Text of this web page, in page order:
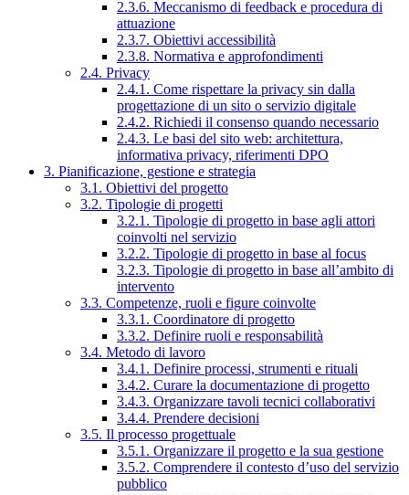
2.3.6. Meccanismo di feedback e procedura di
attuazione
2.3.7. Obiettivi accessibilità
2.3.8. Normativa e approfondimenti
2.4. Privacy
2.4.1. Come rispettare la privacy sin dalla
progettazione di un sito o servizio digitale
2.4.2. Richiedi il consenso quando necessario
2.4.3. Le basi del sito web: architettura,
informativa privacy, riferimenti DPO
3. Pianificazione, gestione e strategia
3.1. Obiettivi del progetto
3.2. Tipologie di progetti
3.2.1. Tipologie di progetto in base agli attori
coinvolti nel servizio
3.2.2. Tipologie di progetto in base al focus
3.2.3. Tipologie di progetto in base all’ambito di
intervento
3.3. Competenze, ruoli e figure coinvolte
3.3.1. Coordinatore di progetto
3.3.2. Definire ruoli e responsabilità
3.4. Metodo di lavoro
3.4.1. Definire processi, strumenti e rituali
3.4.2. Curare la documentazione di progetto
3.4.3. Organizzare tavoli tecnici collaborativi
3.4.4. Prendere decisioni
3.5. Il processo progettuale
3.5.1. Organizzare il progetto e la sua gestione
3.5.2. Comprendere il contesto d’uso del servizio
pubblico